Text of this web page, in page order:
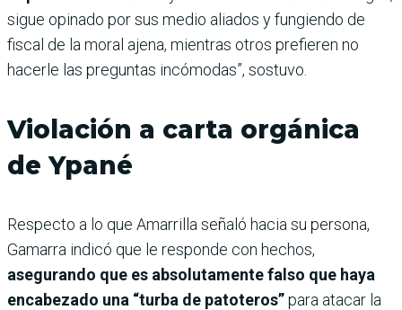
sigue opinado por sus medio aliados y fungiendo de
fiscal de la moral ajena, mientras otros prefieren no
hacerle las preguntas incómodas”, sostuvo.
Violación a carta orgánica
de Ypané
Respecto a lo que Amarrilla señaló hacia su persona,
Gamarra indicó que le responde con hechos,
asegurando que es absolutamente falso que haya
encabezado una “turba de patoteros”para atacar la